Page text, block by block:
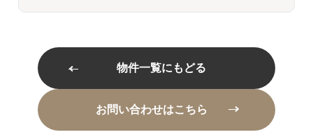
物件一覧にもどる
お問い合わせはこちら